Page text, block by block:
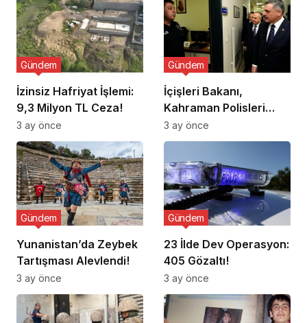
İzinsiz Hafriyat İşlemi:
9,3 Milyon TL Ceza!
Gündem
3 ay önce
İçişleri Bakanı,
Kahraman Polisleri
Ziyaret Etti
Gündem
3 ay önce
Yunanistan’da Zeybek
Tartışması Alevlendi!
Gündem
3 ay önce
23 İlde Dev Operasyon:
405 Gözaltı!
Gündem
3 ay önce